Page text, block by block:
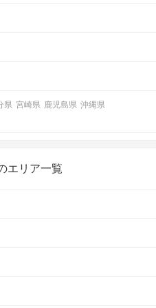
県 宮崎県 鹿児島県 沖縄県
エリア一覧